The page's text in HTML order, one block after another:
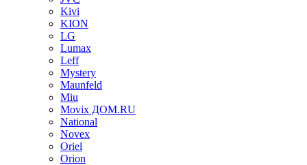
Kivi
KION
LG
Lumax
Leff
Mystery
Maunfeld
Miu
Movix ДОМ.RU
National
Novex
Oriel
Orion